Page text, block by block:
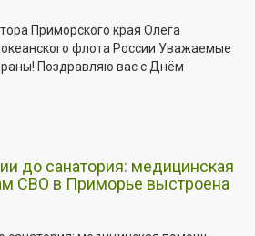
Приморского края Олега
флота России Уважаемые
Поздравляю вас с Днём
до санатория: медицинская
СВО в Приморье выстроена